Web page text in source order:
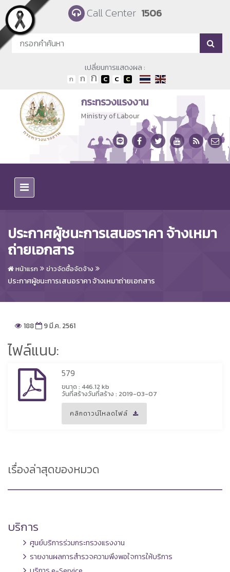
Skip to main content Call Center 1506
เปลี่ยนการแสดงผล :
กระทรวงแรงงาน
Ministry of Labour
ประกาศผู้ชนะการเสนอราคา จ้างเหมา
ถ่ายเอกสาร
หน้าแรก ข่าวจัดซื้อจัดจ้าง
ประกาศผู้ชนะการเสนอราคา จ้างเหมาถ่ายเอกสาร
188 9 มี.ค. 2561
ไฟล์แนบ:
579
ขนาด : 446.12 kb
วันที่สร้างวันที่สร้าง : 2019-03-07
คลิกดาวน์โหลดไฟล์
เรื่องล่าสุดของหมวด
บริการ
ศูนย์บริการร่วมกระทรวงแรงงาน
รายงานผลการสำรวจความพึงพอใจการให้บริการ